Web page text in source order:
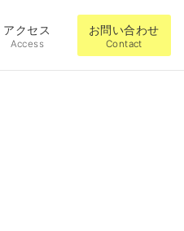
アクセス
Access
お問い合わせ
Contact